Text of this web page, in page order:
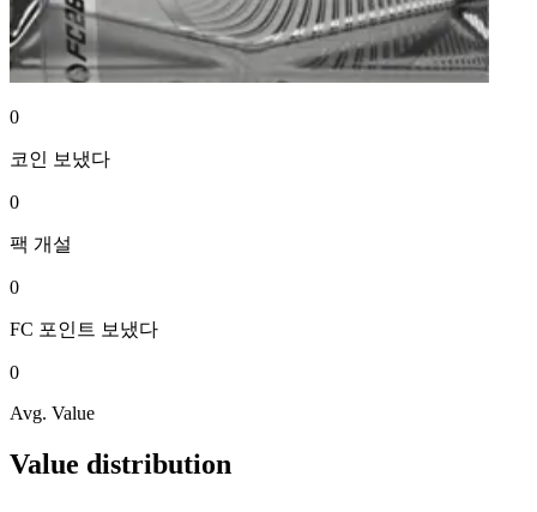
0
코인 보냈다
0
팩 개설
0
FC 포인트 보냈다
0
Avg. Value
Value distribution